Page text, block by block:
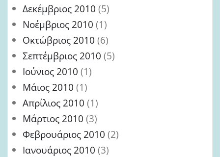
Δεκέμβριος 2010 (5)
Νοέμβριος 2010 (1)
Οκτώβριος 2010 (6)
Σεπτέμβριος 2010 (5)
Ιούνιος 2010 (1)
Μάιος 2010 (1)
Απρίλιος 2010 (1)
Μάρτιος 2010 (3)
Φεβρουάριος 2010 (2)
Ιανουάριος 2010 (3)